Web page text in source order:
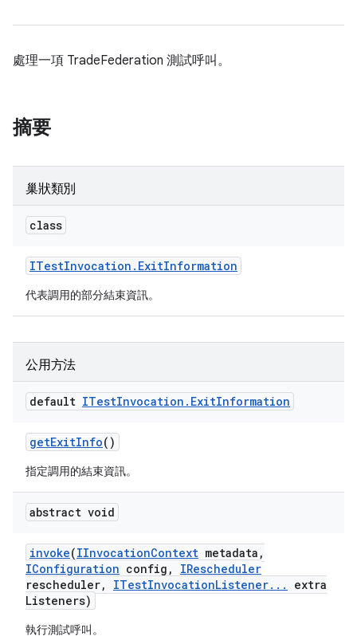
處理一項 TradeFederation 測試呼叫。
摘要
巢狀類別
class
ITestInvocation . ExitInformation
代表調用的部分結束資訊。
公用方法
default ITestInvocation . ExitInformation
getExitInfo()
指定調用的結束資訊。
abstract void
invoke(IInvocationContext metadata ,
IConfiguration config ,
IRescheduler
rescheduler, ITestInvocationListener. . .
extra
Listeners)
執行測試呼叫。